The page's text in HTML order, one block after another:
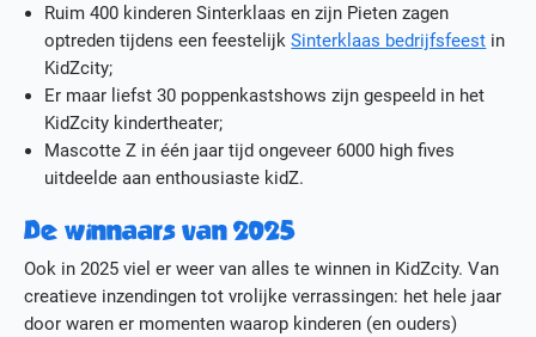
Ruim 400 kinderen Sinterklaas en zijn Pieten zagen
optreden tijdens een feestelijkSinterklaas bedrijfsfeest in
KidZcity;
Er maar liefst 30 poppenkastshows zijn gespeeld in het
KidZcity kindertheater;
Mascotte Z in één jaar tijd ongeveer 6000 high fives
uitdeelde aan enthousiaste kidZ.
De winnaars van 2025
Ook in 2025 viel er weer van alles te winnen in KidZcity. Van
creatieve inzendingen tot vrolijke verrassingen: het hele jaar
door waren er momenten waarop kinderen (en ouders)